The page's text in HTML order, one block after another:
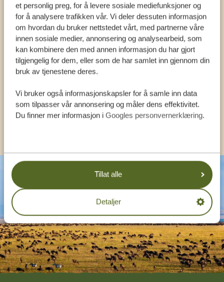
et personlig preg, for å levere sosiale mediefunksjoner og
for å analysere trafikken vår. Vi deler dessuten informasjon
om hvordan du bruker nettstedet vårt, med partnerne våre
innen sosiale medier, annonsering og analysearbeid, som
kan kombinere den med annen informasjon du har gjort
tilgjengelig for dem, eller som de har samlet inn gjennom din
bruk av tjenestene deres.
Vi bruker også informasjonskapsler for å samle inn data
som tilpasser vår annonsering og måler dens effektivitet.
Du finner mer informasjon i Googles personvernerklæring.
Tillat alle
Detaljer
Ring en ekspert
VÅRE SPESIALISTER ER HER FOR Å HJELPE
DEG
NORSK:+31 174 788 108
Footer